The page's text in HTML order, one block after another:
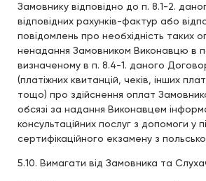
Замовнику відповідно до п. 8.1-2.
відповідних рахунків-фактур або
повідомлень про необхідність таких
ненадання Замовником Виконавцю в
визначеному в п. 8.4-1. даного
(платіжних квитанцій, чеків, інших
тощо) про здійснення оплат
обсязі за надання Виконавцем
консультаційних послуг з допомоги у
сертифікаційного екзамену з
5.10. Вимагати від Замовника та